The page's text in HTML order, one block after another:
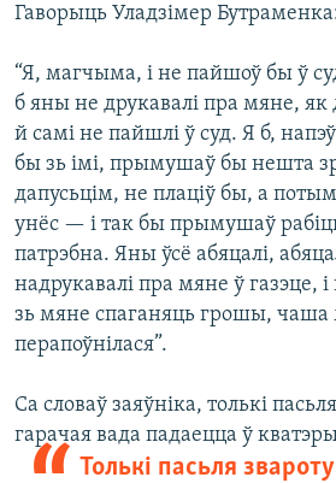
Гаворыць Уладзімер
“Я, магчыма, і не пайшоў бы ў
б яны не друкавалі пра мяне, як
й самі не пайшлі ў суд. Я б,
бы зь імі, прымушаў бы нешта
дапусьцім, не плаціў бы, а
унёс — і так бы прымушаў
патрэбна. Яны ўсё абяцалі,
надрукавалі пра мяне ў газэце, і
зь мяне спаганяць грошы, чаша
перапоўнілася”.
Са словаў заяўніка, толькі
гарачая вада
Толькі пасьля
падаецца ў